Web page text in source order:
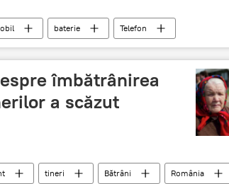
baterie Telefon
îmbătrânirea
a scăzut
tineri Bătrâni România